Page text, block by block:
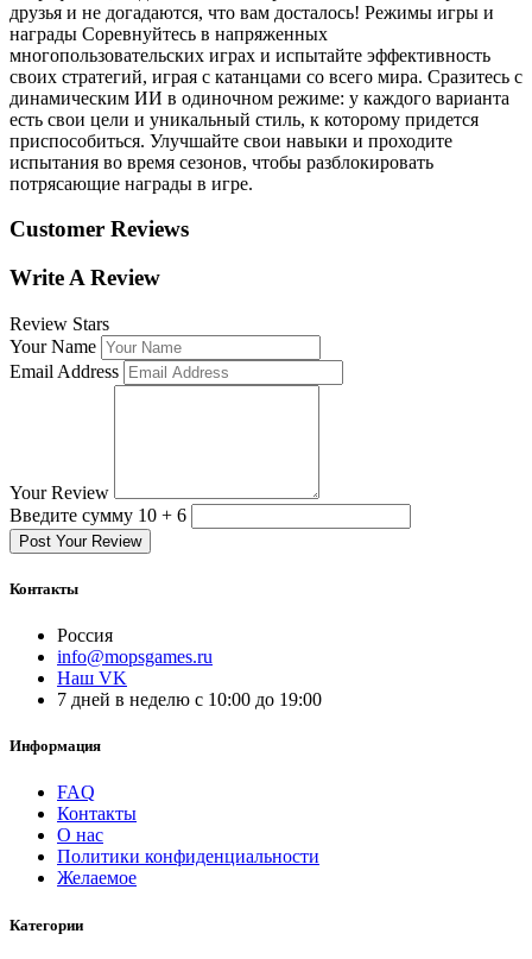
друзья и не догадаются, что вам досталось! Режимы игры и
награды Соревнуйтесь в напряженных
многопользовательских играх и испытайте эффективность
своих стратегий, играя с катанцами со всего мира. Сразитесь с
динамическим ИИ в одиночном режиме: у каждого варианта
есть свои цели и уникальный стиль, к которому придется
приспособиться. Улучшайте свои навыки и проходите
испытания во время сезонов, чтобы разблокировать
потрясающие награды в игре.
Customer Reviews
Write A Review
Review Stars
Your Name
Email Address
Your Review
Введите сумму 10 + 6
Post Your Review
Контакты
Россия
info@mopsgames.ru
Наш VK
7 дней в неделю с 10:00 до 19:00
Информация
FAQ
Контакты
О нас
Политики конфиденциальности
Желаемое
Категории